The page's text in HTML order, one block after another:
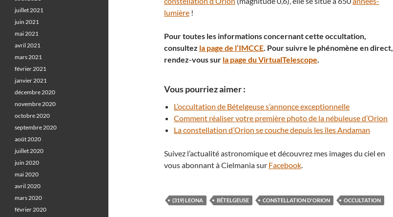
lumière !
Pour toutes les informations concernant cette occultation,
consultez la page de l’IMCCE. Pour suivre le phénomène en direct,
rendez-vous sur la page du VirtualTelescope.
Vous pourriez aimer :
L’occultation de Bételgeuse s’annonce exceptionnelle
Comment réaliser votre première photo de la nébuleuse d’Orion
La constellation d’Orion se couche depuis les îles Andaman
Suivez l’actualité astronomique et découvrez mes images du ciel en
vous abonnant à Cielmania sur Facebook.
(319) LEONA BÉTELGEUSE CONSTELLATION D'ORION OCCULTATION
juillet 2021
juin 2021
mai 2021
avril 2021
mars 2021
février 2021
janvier 2021
décembre 2020
novembre 2020
octobre 2020
septembre 2020
août 2020
juillet 2020
juin 2020
mai 2020
avril 2020
mars 2020
février 2020